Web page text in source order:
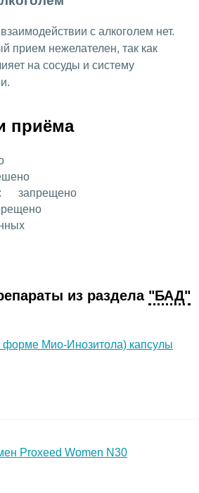
с алкоголем нет.
прием нежелателен, так как
на сосуды и систему
приёма
запрещено
из раздела "БАД"
форме Мио-Инозитола) капсулы
Proxeed Women N30